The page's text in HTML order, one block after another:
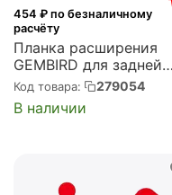
454 ₽ по безналичному
расчёту
Планка расширения
GEMBIRD для задней
панели корпуса, 2xUSB
3.0 (CC-USB3-
RECEPTACLE)
Код товара: 279054
В наличии